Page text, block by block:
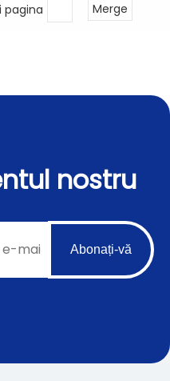
pagina Merge
nostru
Abonați-vă